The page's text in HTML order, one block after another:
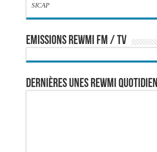
SICAP
EMISSIONS REWMI FM / TV
Dernières Unes Rewmi Quotidien